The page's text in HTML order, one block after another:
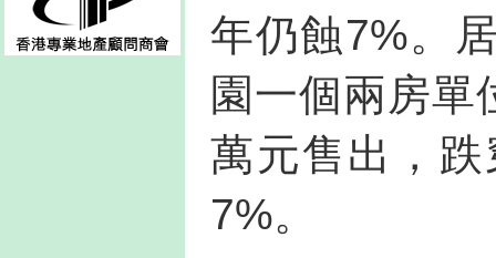
年仍蝕7%。
園一個兩房單
萬元售出，
7%。